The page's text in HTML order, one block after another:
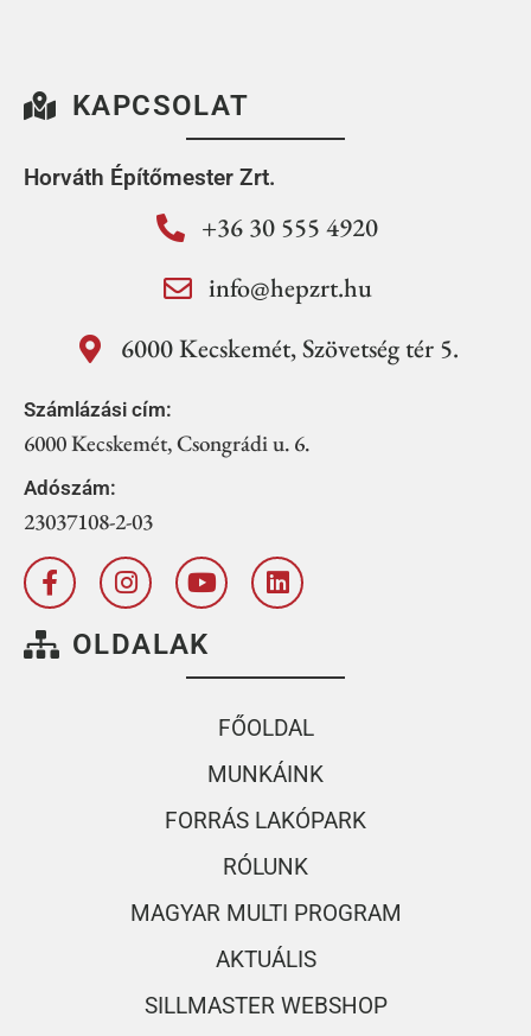
KAPCSOLAT
Horváth Építőmester Zrt.
+36 30 555 4920
info@hepzrt.hu
6000 Kecskemét, Szövetség tér 5.
Számlázási cím:
6000 Kecskemét, Csongrádi u. 6.
Adószám:
23037108-2-03
OLDALAK
FŐOLDAL
MUNKÁINK
FORRÁS LAKÓPARK
RÓLUNK
MAGYAR MULTI PROGRAM
AKTUÁLIS
SILLMASTER WEBSHOP